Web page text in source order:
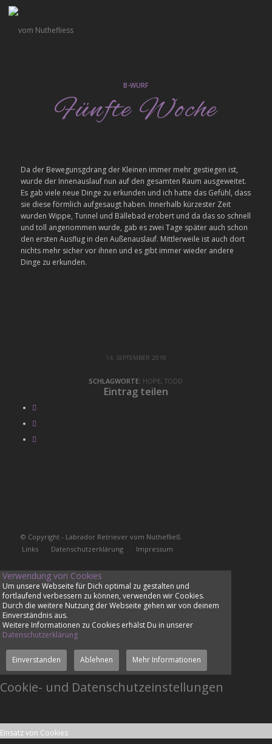
B-WURF
Fünfte Woche
Da der Bewegunsgdrang der Kleinen immer mehr gestiegen ist,
wurde der Innenauslauf nun auf den gesamten Raum ausgeweitet.
Es gab viele neue Dinge zu erkunden und ich hatte das Gefühl, dass
sie diese förmlich aufgesaugt haben. Innerhalb kürzester Zeit
wurden Wippe, Tunnel und Bällebad erobert und da das so schnell
und toll angenommen wurde, gab es zwei Tage später auch schon
den ersten Ausflug in den Außenauslauf. Mittlerweile ist auch dort
nichts mehr sicher vor ihnen und es gibt immer wieder andere
Dinge zu erkunden.
14. SEPTEMBER 2018
SCHLAGWORTE: HOPE,TODD
Eintrag teilen
© Copyright - Labrador Retriever vom Nuthefließ
Links
Datenschutzerklärung Impressum
Verwendung von Cookies
Um unsere Webseite für Dich optimal zu gestalten und
fortlaufend verbessern zu können, verwenden wir Cookies.
Durch die weitere Nutzung der Webseite gehen wir von deinem
Einverständnis aus.
Weitere Informationen zu Cookies erhälst Du in unserer
Datenschutzerklärung
Einverstanden Ablehnen Mehr Informationen
Cookie- und Datenschutzeinstellungen
Einsatz von Cookies